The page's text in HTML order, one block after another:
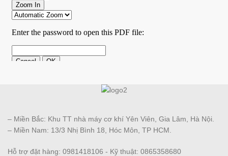
– Miền Bắc: Khu TT nhà máy cơ khí Yên Viên, Gia Lâm, Hà Nội.
– Miền Nam: 13/3 Nhị Bình 18, Hóc Môn, TP HCM.
Hỗ trợ đặt hàng: 0981418106 - Kỹ thuật: 0865358680